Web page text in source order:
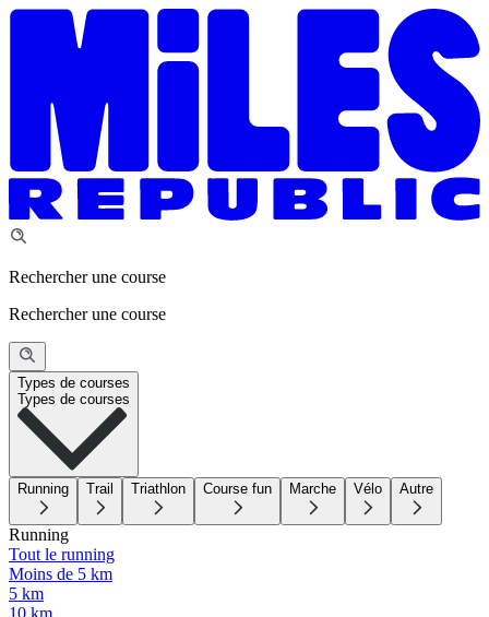
Rechercher une course
Rechercher une course
Types de courses
Types de courses
Running Trail Triathlon Course fun Marche Vélo Autre
Running
Tout le running
Moins de 5 km
5 km
10 km